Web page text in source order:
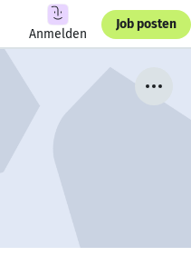
Anmelden
Job posten